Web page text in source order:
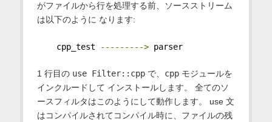
がファイルから行を処理する前、ソースストリーム
は以下のように なります:
cpp_test ---------> parser
1 行目の use Filter::cppで、 cppモジュールを
インクルードして インストールします。 全てのソ
ースフィルタはこのようにして動作します。 use 文
はコンパイルされてコンパイル時に、ファイルの残